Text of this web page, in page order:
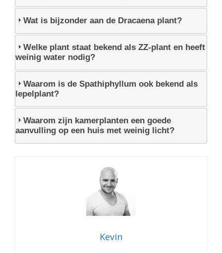
Wat is bijzonder aan de Dracaena plant?
Welke plant staat bekend als ZZ-plant en heeft
weinig water nodig?
Waarom is de Spathiphyllum ook bekend als
lepelplant?
Waarom zijn kamerplanten een goede
aanvulling op een huis met weinig licht?
Kevin